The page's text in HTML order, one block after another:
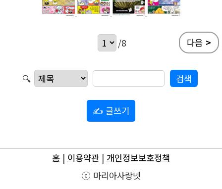
/8 다음 >
🔍
✍ 글쓰기
홈 | 이용약관 | 개인정보보호정책
ⓒ 마리아사랑넷